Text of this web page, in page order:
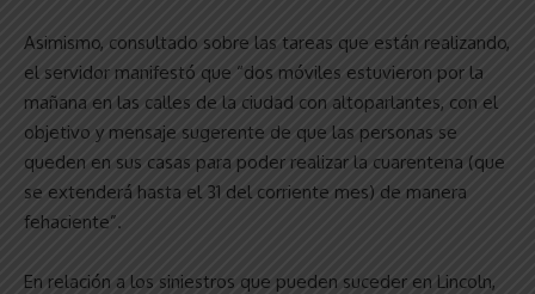
Asimismo, consultado sobre las tareas que están realizando,
el servidor manifestó que “dos móviles estuvieron por la
mañana en las calles de la ciudad con altoparlantes, con el
objetivo y mensaje sugerente de que las personas se
queden en sus casas para poder realizar la cuarentena (que
se extenderá hasta el 31 del corriente mes) de manera
fehaciente”.
En relación a los siniestros que pueden suceder en Lincoln,